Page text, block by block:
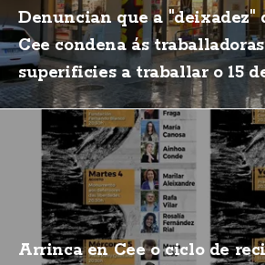
Denuncian que a "deixadez"
Cee condena ás
superificies a traballar o 15
Arrinca en Cee o ciclo de